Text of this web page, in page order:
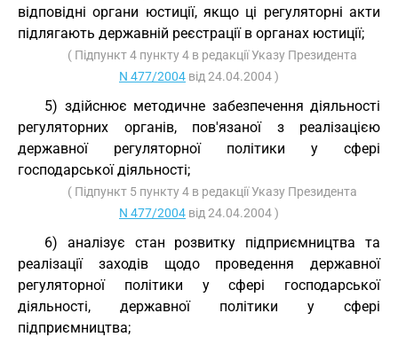
відповідні органи юстиції, якщо ці регуляторні акти
підлягають державній реєстрації в органах юстиції;
( Підпункт 4 пункту 4 в редакції Указу Президента
N 477/2004 від 24.04.2004 )
5) здійснює методичне забезпечення діяльності
регуляторних органів, пов'язаної з реалізацією
державної регуляторної політики у сфері
господарської діяльності;
( Підпункт 5 пункту 4 в редакції Указу Президента
N 477/2004 від 24.04.2004 )
6) аналізує стан розвитку підприємництва та
реалізації заходів щодо проведення державної
регуляторної політики у сфері господарської
діяльності, державної політики у сфері
підприємництва;